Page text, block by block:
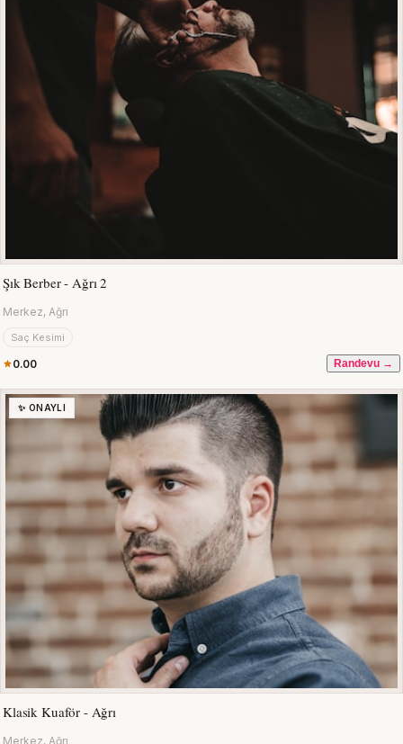
Şık Berber - Ağrı 2
Merkez, Ağrı
Saç Kesimi
0.00 Randevu →
✨ ONAYLI
Klasik Kuaför - Ağrı
Merkez, Ağrı